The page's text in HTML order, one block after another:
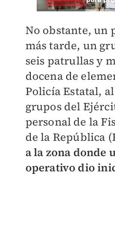
No obstante, un
más tarde, un
seis patrullas y
docena de
Policía Estatal,
grupos del
personal de la
de la República
a la zona donde
operativo dio